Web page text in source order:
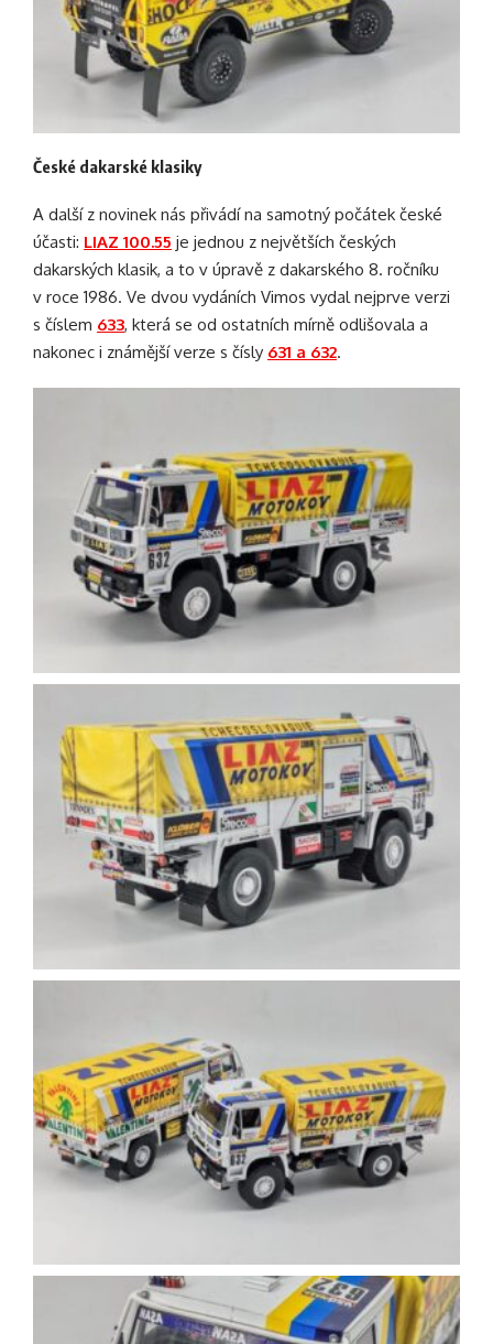
České dakarské klasiky
A další z novinek nás přivádí na samotný počátek české
účasti: LIAZ 100.55 je jednou z největších českých
dakarských klasik, a to v úpravě z dakarského 8. ročníku
v roce 1986. Ve dvou vydáních Vimos vydal nejprve verzi
s číslem 633, která se od ostatních mírně odlišovala a
nakonec i známější verze s čísly 631 a 632.